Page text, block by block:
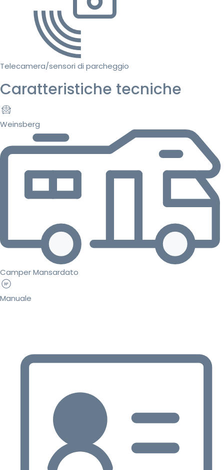
Telecamera/sensori di parcheggio
Caratteristiche tecniche
Weinsberg
Camper Mansardato
Manuale